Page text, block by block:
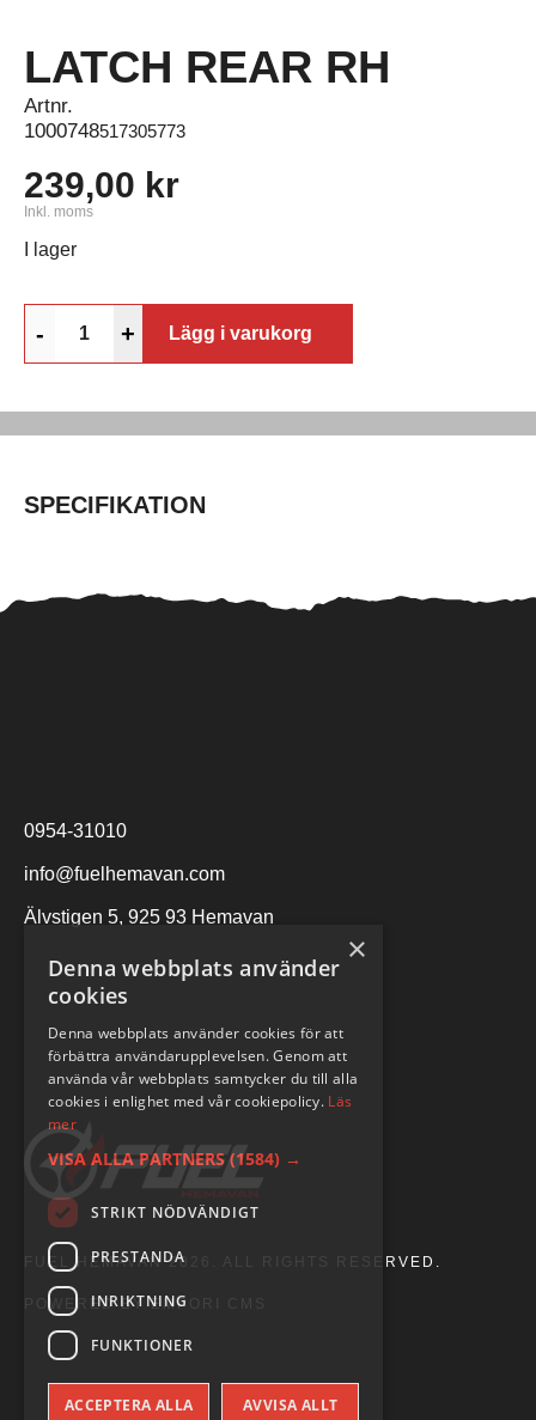
LATCH REAR RH
Artnr.
1000748517305773
239,00 kr
Inkl. moms
I lager
- + Lägg i varukorg
SPECIFIKATION
0954-31010
info@fuelhemavan.com
Älvstigen 5, 925 93 Hemavan
FUEL HEMAVAN 2026. ALL RIGHTS RESERVED.
POWERED BY EMPORI CMS
×
Denna webbplats använder
cookies
Denna webbplats använder cookies för att
förbättra användarupplevelsen. Genom att
använda vår webbplats samtycker du till alla
cookies i enlighet med vår cookiepolicy. Läs
mer
VISA ALLA PARTNERS (1584) →
STRIKT NÖDVÄNDIGT
PRESTANDA
INRIKTNING
FUNKTIONER
ACCEPTERA ALLA AVVISA ALLT